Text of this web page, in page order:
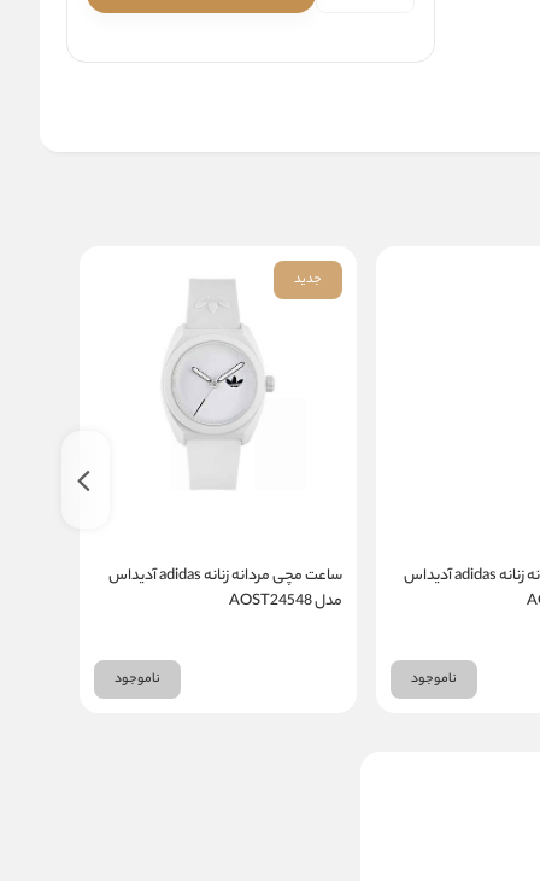
ساعت مچی مردانه زنانه adidas آدیداس
ناموجود
جدید
ساعت مچی مردانه زنانه adidas آدیداس
مدل AOST24548
ناموجود